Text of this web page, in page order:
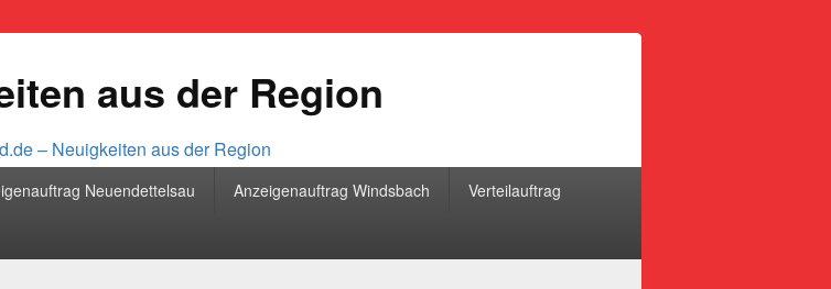
aus der Region
Neuendettelsau Anzeigenauftrag Windsbach Verteilauftrag